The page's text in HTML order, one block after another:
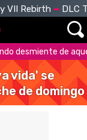
VII Rebirth DLC
desmiente de
vida' se
de domingo